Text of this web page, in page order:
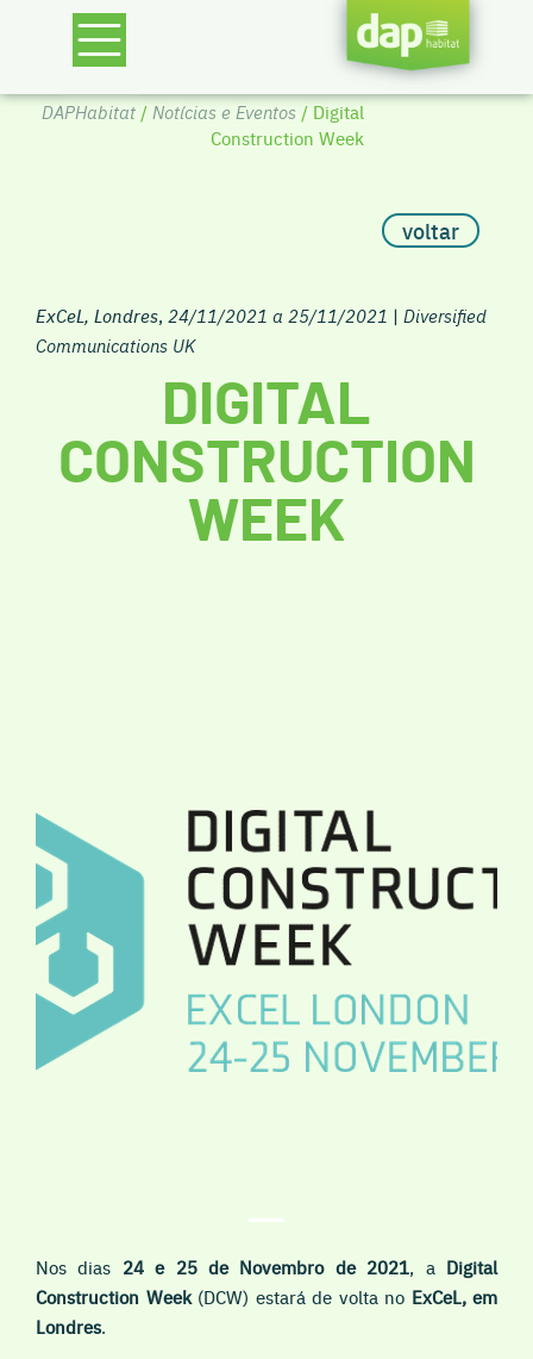
DAPHabitat/ Notícias e Eventos / Digital
Construction Week
voltar
ExCeL, Londres, 24/11/2021 a 25/11/2021 | Diversified
Communications UK
DIGITAL
CONSTRUCTION
WEEK
Nos dias 24 e 25 de Novembro de 2021, a Digital
Construction Week(DCW) estará de volta no ExCeL, em
Londres.